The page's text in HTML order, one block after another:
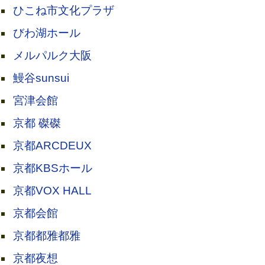
ひこね市文化プラザ
びわ湖ホール
メルパルク大阪
鰻谷sunsui
宮津会館
京都 磔磔
京都ARCDEUX
京都KBSホール
京都VOX HALL
京都会館
京都都雅都雅
京都夜想